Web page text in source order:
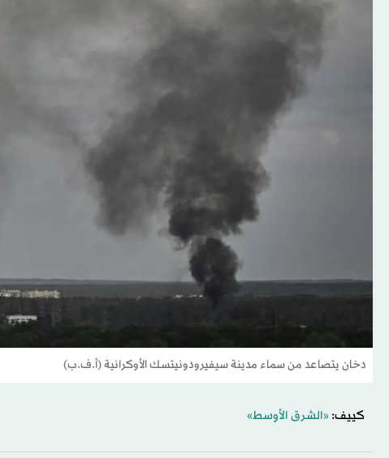
دخان يتصاعد من سماء مدينة سيفيرودونيتسك الأوكرانية (أ.ف.ب)
كييف: «الشرق الأوسط»